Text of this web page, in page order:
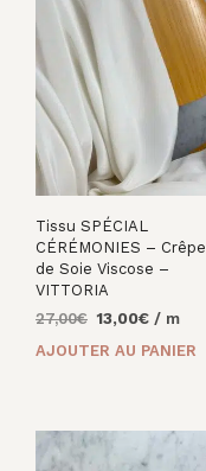
Tissu SPÉCIAL
CÉRÉMONIES – Crêpe
de Soie Viscose –
VITTORIA
27,00€ Le
13,00€Le/ m
AJOUTER AU PANIER